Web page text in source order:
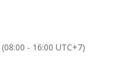
- 16:00 UTC+7)